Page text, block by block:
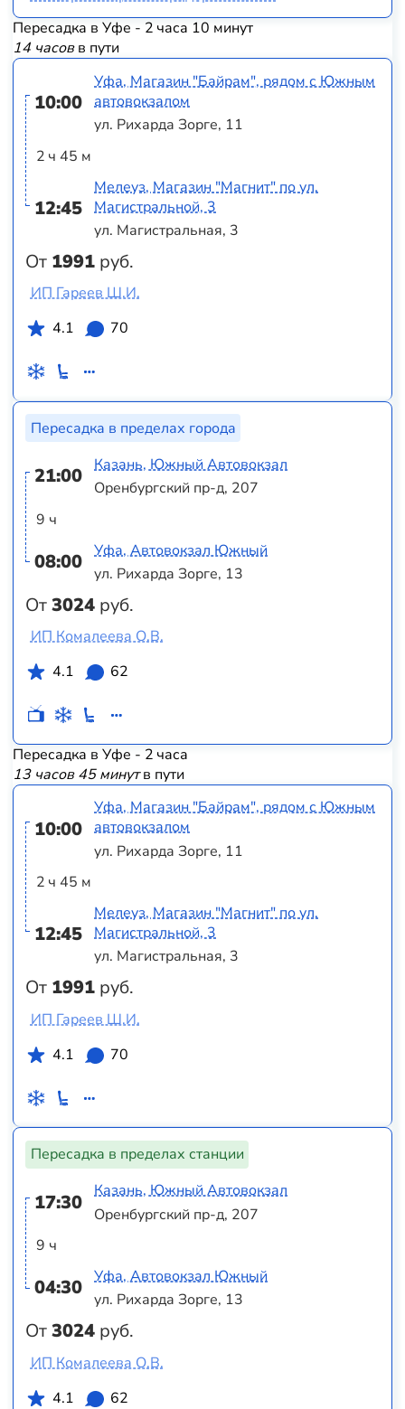
Пересадка в Уфе - 2 часа 10 минут
14 часовв пути
10:00
2 ч 45 м
12:45
От 1991 руб.
Уфа, Магазин "Байрам", рядом с Южным
автовокзалом
ул. Рихарда Зорге, 11
Мелеуз, Магазин "Магнит" по ул.
Магистральной, 3
ул. Магистральная, 3
ИП Гареев Ш.И.
4.1
70
Пересадка в пределах города
21:00
9 ч
08:00
От3024 руб.
Казань, Южный Автовокзал
Оренбургский пр-д, 207
Уфа, Автовокзал Южный
ул. Рихарда Зорге, 13
ИП Комалеева О.В.
4.1
62
Пересадка в Уфе - 2 часа
13 часов 45 минутв пути
10:00
2 ч 45 м
12:45
От 1991 руб.
Уфа, Магазин "Байрам", рядом с Южным
автовокзалом
ул. Рихарда Зорге, 11
Мелеуз, Магазин "Магнит" по ул.
Магистральной, 3
ул. Магистральная, 3
ИП Гареев Ш.И.
4.1
70
Пересадка в пределах станции
17:30
9 ч
04:30
От3024 руб.
Казань, Южный Автовокзал
Оренбургский пр-д, 207
Уфа, Автовокзал Южный
ул. Рихарда Зорге, 13
ИП Комалеева О.В.
4.1
62